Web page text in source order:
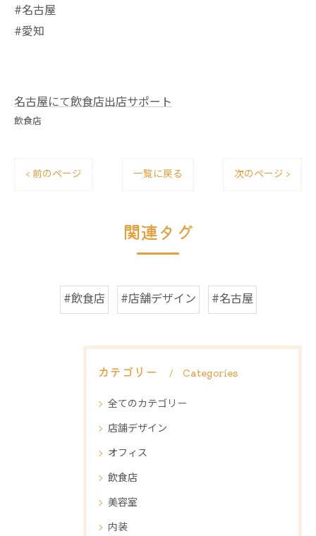
#名古屋
#愛知
名古屋にて飲食店出店サポート
飲食店
< 前のページ 一覧に戻る 次のページ >
関連タグ
#飲食店 #店舗デザイン #名古屋
カテゴリー Categories
全てのカテゴリー
店舗デザイン
オフィス
飲食店
美容室
内装